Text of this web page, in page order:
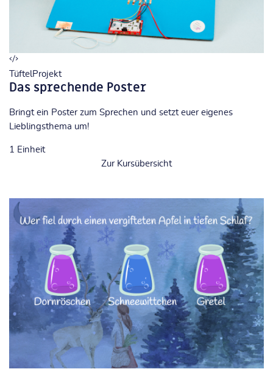
TüftelProjekt
Das sprechende Poster
Bringt ein Poster zum Sprechen und setzt euer eigenes
Lieblingsthema um!
1 Einheit
Zur Kursübersicht